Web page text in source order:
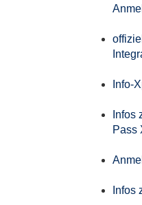
Info-
Infos
Pass
Infos